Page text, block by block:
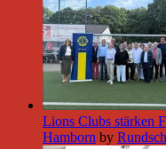
Lions Clubs stärken
Hamborn by